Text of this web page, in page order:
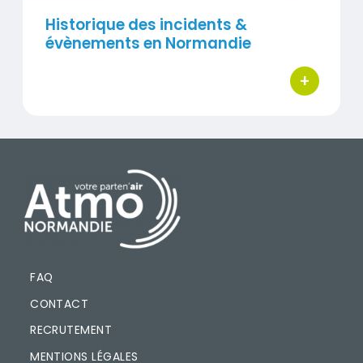
Historique des incidents &
évènements en Normandie
+
bouton
PIED DE PAGE
FAQ
CONTACT
RECRUTEMENT
MENTIONS LÉGALES